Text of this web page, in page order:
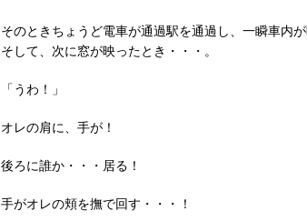
そのときちょうど電車が通過駅を通過し、一瞬車内が
そして、次に窓が映ったとき・・・。
「うわ！」
オレの肩に、手が！
後ろに誰か・・・居る！
手がオレの頬を撫で回す・・・！